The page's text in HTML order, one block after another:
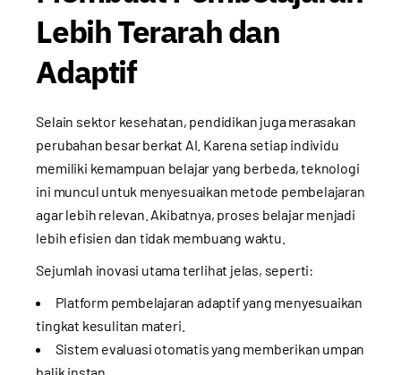
Lebih Terarah dan
Adaptif
Selain sektor kesehatan, pendidikan juga merasakan
perubahan besar berkat AI. Karena setiap individu
memiliki kemampuan belajar yang berbeda, teknologi
ini muncul untuk menyesuaikan metode pembelajaran
agar lebih relevan. Akibatnya, proses belajar menjadi
lebih efisien dan tidak membuang waktu.
Sejumlah inovasi utama terlihat jelas, seperti:
Platform pembelajaran adaptif yang menyesuaikan
tingkat kesulitan materi.
Sistem evaluasi otomatis yang memberikan umpan
balik instan.